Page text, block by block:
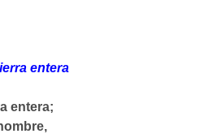
entera
entera;